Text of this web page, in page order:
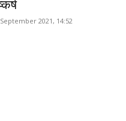
2021, 14:52